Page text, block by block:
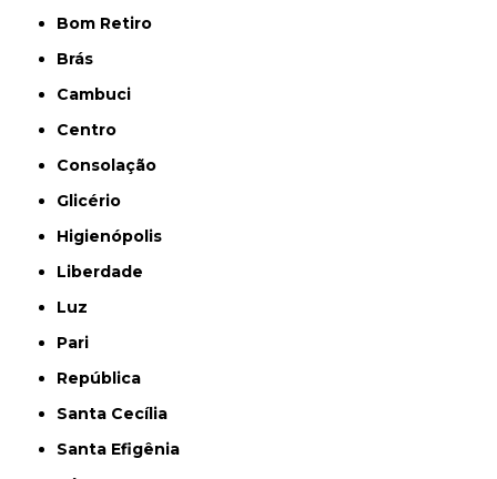
Bom Retiro
Brás
Cambuci
Centro
Consolação
Glicério
Higienópolis
Liberdade
Luz
Pari
República
Santa Cecília
Santa Efigênia